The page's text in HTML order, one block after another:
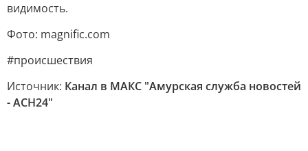
видимость.
Фото: magnific.com
#происшествия
Источник: Канал в МАКС "Амурская служба новостей
- АСН24"